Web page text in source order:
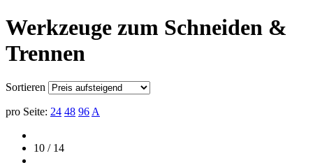
Werkzeuge zum Schneiden &
Trennen
Sortieren
pro Seite: 24 48 96 A
10 / 14